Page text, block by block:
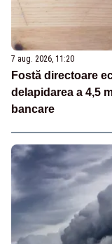
7 aug. 2026, 11:20
Fostă directoare
delapidarea a 4,5
bancare